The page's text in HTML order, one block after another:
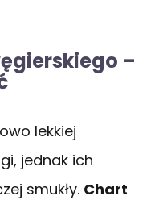
–
lekkiej
jednak ich
smukły. Chart